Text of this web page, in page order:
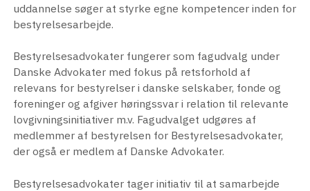
uddannelse søger at styrke egne kompetencer inden for
bestyrelsesarbejde.
Bestyrelsesadvokater fungerer som fagudvalg under
Danske Advokater med fokus på retsforhold af
relevans for bestyrelser i danske selskaber, fonde og
foreninger og afgiver høringssvar i relation til relevante
lovgivningsinitiativer m.v. Fagudvalget udgøres af
medlemmer af bestyrelsen for Bestyrelsesadvokater,
der også er medlem af Danske Advokater.
Bestyrelsesadvokater tager initiativ til at samarbejde